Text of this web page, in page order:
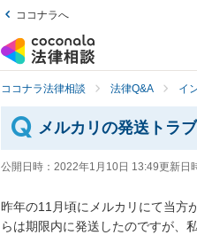
ココナラへ
ココナラ法律相談 法律Q&A イ
メルカリの発送トラ
公開日時： 2022年1月10日 13:49更新日
昨年の11月頃にメルカリにて当方
らは期限内に発送したのですが、